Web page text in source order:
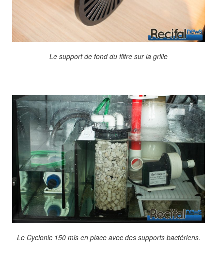
Le support de fond du filtre sur la grille
Le Cyclonic 150 mis en place avec des supports bactériens.